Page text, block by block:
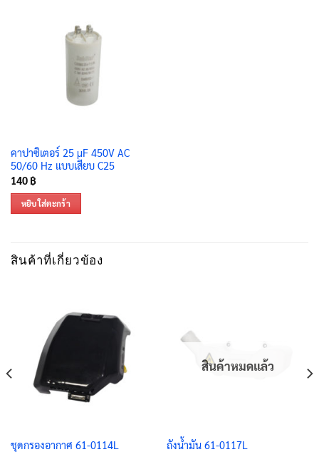
คาปาซิเตอร์ 25 μF 450V AC
50/60 Hz แบบเสียบ C25
140 ฿
หยิบใส่ตะกร้า
สินค้าที่เกี่ยวข้อง
ชุดกรองอากาศ 61-0114L
สินค้าหมดแล้ว
ถังน้ำมัน 61-0117L